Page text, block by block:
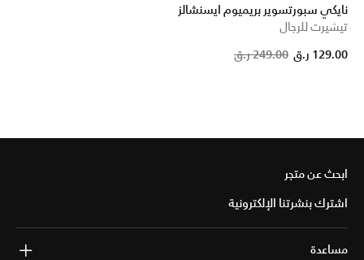
نايكي سبورتسوير بريميوم ايسنشالز
تيشيرت للرجال
Price
249.00 ر.ق to
129.00 ر.ق
ابحث عن متجر
اشترك بنشرتنا الإلكترونية
مساعدة